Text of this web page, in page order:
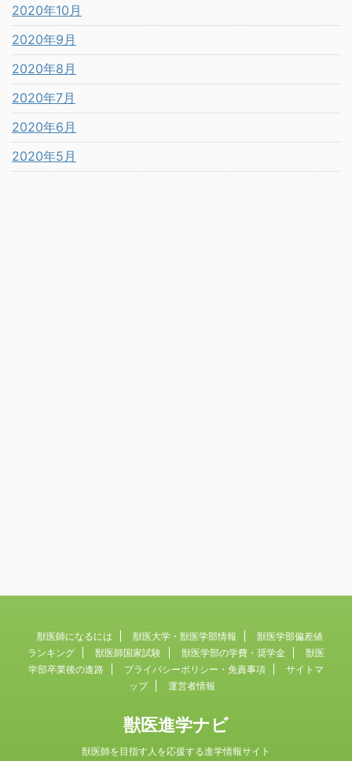
2020年10月
2020年9月
2020年8月
2020年7月
2020年6月
2020年5月
獣医師になるには 獣医大学・獣医学部情報
獣医学部偏差値
ランキング
獣医師国家試験 獣医学部の学費・奨学金
獣医
学部卒業後の進路
プライバシーポリシー・免責事項
サイトマ
ップ
運営者情報
獣医進学ナビ
獣医師を目指す人を応援する進学情報サイト